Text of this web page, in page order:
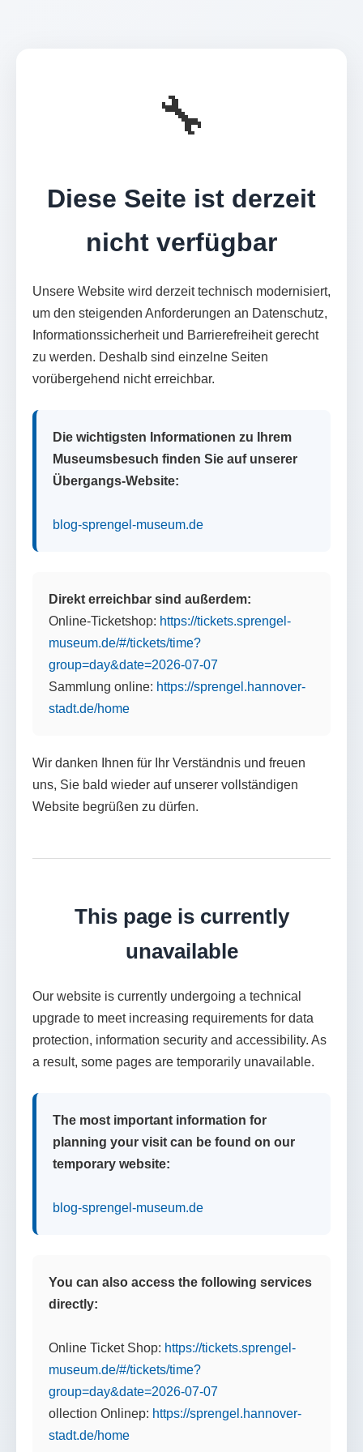
🔧
Diese Seite ist derzeit
nicht verfügbar
Unsere Website wird derzeit technisch modernisiert,
um den steigenden Anforderungen an Datenschutz,
Informationssicherheit und Barrierefreiheit gerecht
zu werden. Deshalb sind einzelne Seiten
vorübergehend nicht erreichbar.
Die wichtigsten Informationen zu Ihrem
Museumsbesuch finden Sie auf unserer
Übergangs-Website:
blog-sprengel-museum.de
Direkt erreichbar sind außerdem:
Online-Ticketshop: https://tickets.sprengel-
museum.de/#/tickets/time?
group=day&date=2026-07-07
Sammlung online: https://sprengel.hannover-
stadt.de/home
Wir danken Ihnen für Ihr Verständnis und freuen
uns, Sie bald wieder auf unserer vollständigen
Website begrüßen zu dürfen.
This page is currently
unavailable
Our website is currently undergoing a technical
upgrade to meet increasing requirements for data
protection, information security and accessibility. As
a result, some pages are temporarily unavailable.
The most important information for
planning your visit can be found on our
temporary website:
blog-sprengel-museum.de
You can also access the following services
directly:
Online Ticket Shop: https://tickets.sprengel-
museum.de/#/tickets/time?
group=day&date=2026-07-07
ollection Onlinep: https://sprengel.hannover-
stadt.de/home